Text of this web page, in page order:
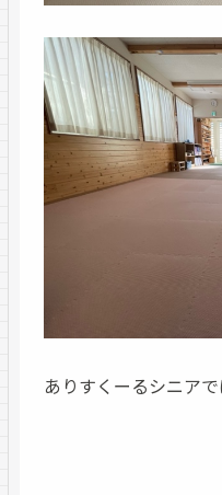
ありすくーるシニア